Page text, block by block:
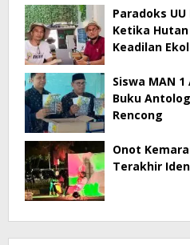
Paradoks UU
Ketika
Keadilan
Siswa MAN
Buku
Rencong
Onot
Terakhir